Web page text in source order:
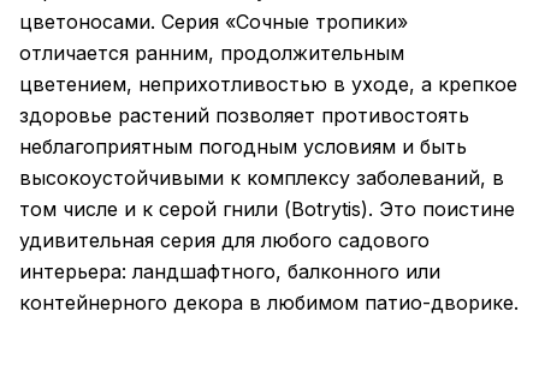
цветоносами. Серия «Сочные тропики»
отличается ранним, продолжительным
цветением, неприхотливостью в уходе, а крепкое
здоровье растений позволяет противостоять
неблагоприятным погодным условиям и быть
высокоустойчивыми к комплексу заболеваний, в
том числе и к серой гнили (Botrytis). Это поистине
удивительная серия для любого садового
интерьера: ландшафтного, балконного или
контейнерного декора в любимом патио-дворике.